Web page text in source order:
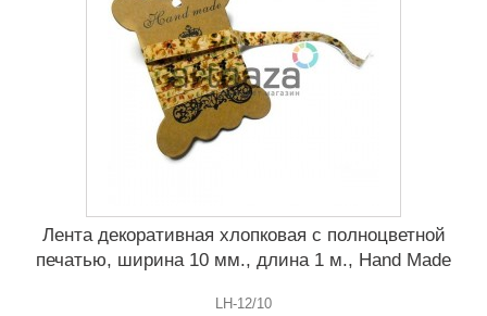
Лента декоративная хлопковая с полноцветной
печатью, ширина 10 мм., длина 1 м., Hand Made
LH-12/10